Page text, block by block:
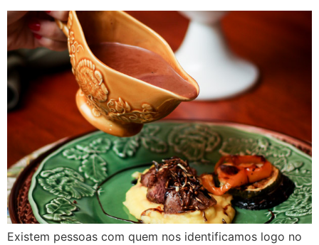
Existem pessoas com quem nos identificamos logo no